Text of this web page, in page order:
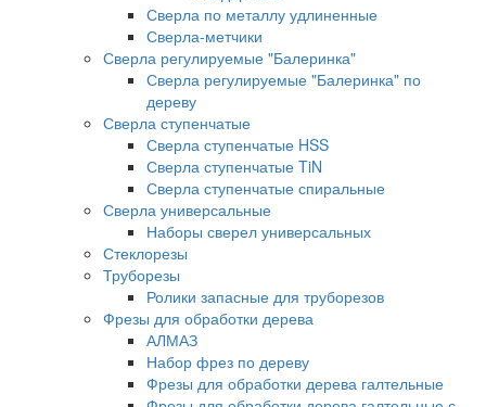
Сверла по металлу удлиненные
Сверла-метчики
Сверла регулируемые "Балеринка"
Сверла регулируемые "Балеринка" по
дереву
Сверла ступенчатые
Сверла ступенчатые HSS
Сверла ступенчатые TiN
Сверла ступенчатые спиральные
Сверла универсальные
Наборы сверел универсальных
Стеклорезы
Труборезы
Ролики запасные для труборезов
Фрезы для обработки дерева
АЛМАЗ
Набор фрез по дереву
Фрезы для обработки дерева галтельные